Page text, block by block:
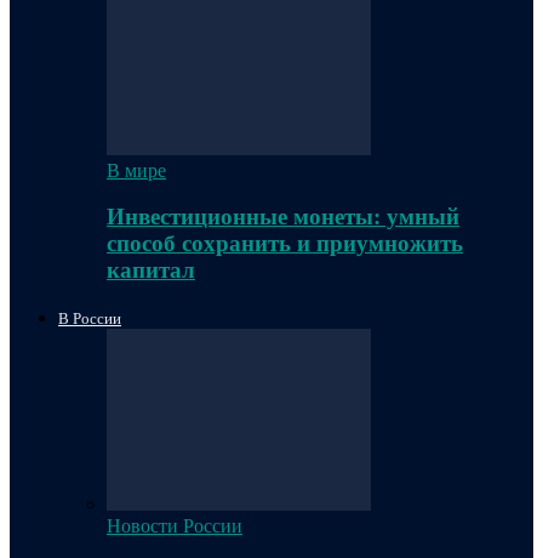
В мире
Инвестиционные монеты: умный
способ сохранить и приумножить
капитал
В России
Новости России